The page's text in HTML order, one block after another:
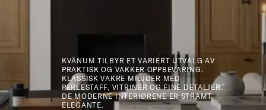
KVÄNUM TILBYR ET VARIERT UTVALG AV
PRAKTISK OG VAKKER OPPBEVARING.
KLASSISK VAKRE MILJØER MED
PERLESTAFF, VITRINER OG FINE DETALJER.
DE MODERNE INTERIØRENE ER STRAMT
ELEGANTE.